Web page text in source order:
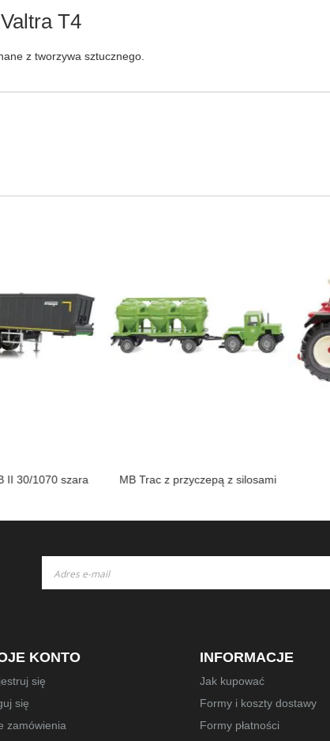
T4
z tworzywa sztucznego.
1070 szara MB Trac z przyczepą z silosami
nasz
KONTO
się
się
zamówienia
INFORMACJE
Jak kupować
Formy i koszty dostawy
Formy płatności